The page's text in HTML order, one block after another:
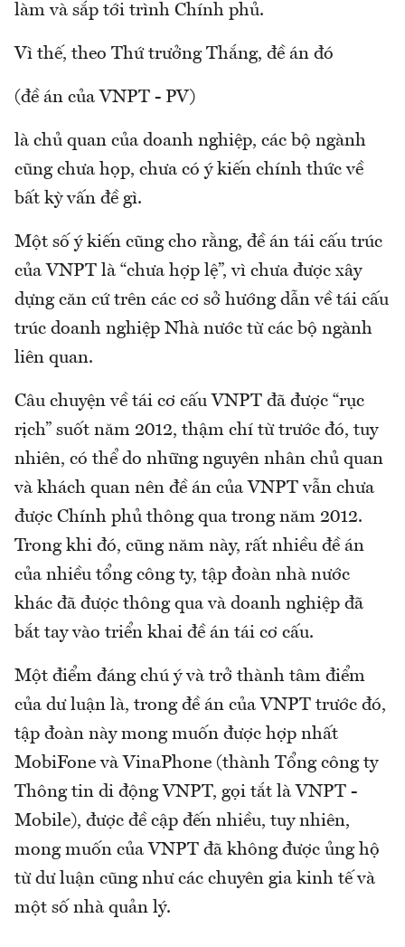
làm và sắp tới trình Chính phủ.
Vì thế, theo Thứ trưởng Thắng, đề án đó
(đề án của VNPT - PV)
là chủ quan của doanh nghiệp, các bộ ngành
cũng chưa họp, chưa có ý kiến chính thức về
bất kỳ vấn đề gì.
Một số ý kiến cũng cho rằng, đề án tái cấu trúc
của VNPT là “chưa hợp lệ”, vì chưa được xây
dựng căn cứ trên các cơ sở hướng dẫn về tái cấu
trúc doanh nghiệp Nhà nước từ các bộ ngành
liên quan.
Câu chuyện về tái cơ cấu VNPT đã được “rục
rịch” suốt năm 2012, thậm chí từ trước đó, tuy
nhiên, có thể do những nguyên nhân chủ quan
và khách quan nên đề án của VNPT vẫn chưa
được Chính phủ thông qua trong năm 2012.
Trong khi đó, cũng năm này, rất nhiều đề án
của nhiều tổng công ty, tập đoàn nhà nước
khác đã được thông qua và doanh nghiệp đã
bắt tay vào triển khai đề án tái cơ cấu.
Một điểm đáng chú ý và trở thành tâm điểm
của dư luận là, trong đề án của VNPT trước đó,
tập đoàn này mong muốn được hợp nhất
MobiFone và VinaPhone (thành Tổng công ty
Thông tin di động VNPT, gọi tắt là VNPT -
Mobile), được đề cập đến nhiều, tuy nhiên,
mong muốn của VNPT đã không được ủng hộ
từ dư luận cũng như các chuyên gia kinh tế và
một số nhà quản lý.